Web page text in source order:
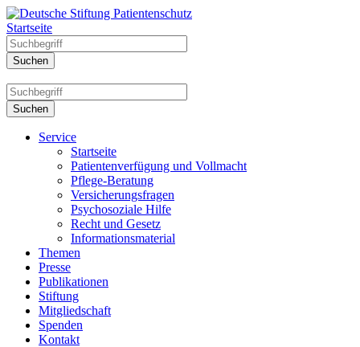
Startseite
Service
Startseite
Patientenverfügung und Vollmacht
Pflege-Beratung
Versicherungsfragen
Psychosoziale Hilfe
Recht und Gesetz
Informationsmaterial
Themen
Presse
Publikationen
Stiftung
Mitgliedschaft
Spenden
Kontakt